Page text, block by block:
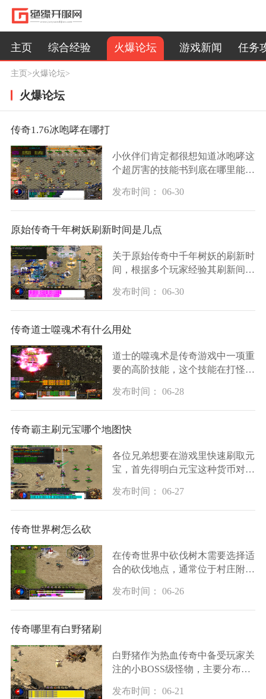
主页 综合经验 火爆论坛 游戏新闻 任务
主页>火爆论坛>
火爆论坛
传奇1.76冰咆哮在哪打
小伙伴们肯定都很想知道冰咆哮这
个超厉害的技能书到底在哪里能打
这本技能书可以说是咱们法师小伙
伴们梦寐以求的好东西。根据老玩
家们的经验冰
发布时间： 06-30
原始传奇千年树妖刷新时间是几点
关于原始传奇中千年树妖的刷新时
间，根据多个玩家经验其刷新间隔
玩家需要合理安排游戏时间，才能
在BOSS刷新时及时参与挑战。千
年树妖作为封魔谷地
发布时间： 06-30
传奇道士噬魂术有什么用处
道士的噬魂术是传奇游戏中一项重
要的高阶技能，这个技能在打怪和
士职业的核心攻击手段之一，噬魂
术能够对敌人造成百分比伤害，并
在造成伤害的同时
发布时间： 06-28
传奇霸主刷元宝哪个地图快
各位兄弟想要在游戏里快速刷取元
宝，首先得明白元宝这种货币对咱
买各种珍贵道具、强化装备、提升
角色战力等，咱们可以通过完成任
发布时间： 06-27
传奇世界树怎么砍
在传奇世界中砍伐树木需要选择适
合的砍伐地点，通常位于村庄附近
高，地图上的可砍伐标志是重要的
参考依据。玩家需要确保装备有适
发布时间： 06-26
传奇哪里有白野猪刷
白野猪作为热血传奇中备受玩家关
注的小BOSS级怪物，主要分布于
及石墓阵均有白野猪的踪迹，但最
发布时间： 06-21